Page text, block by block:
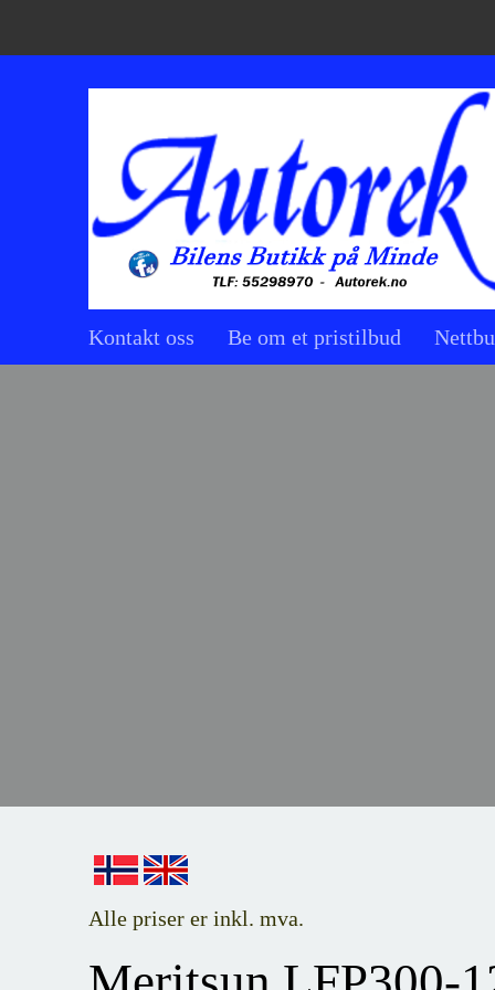
Kontakt oss Be om et pristilbud
Alle priser er inkl. mva.